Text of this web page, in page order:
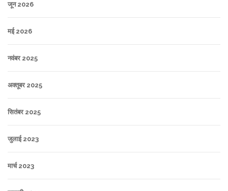
जून 2026
मई 2026
नवंबर 2025
अक्तूबर 2025
सितंबर 2025
जुलाई 2023
मार्च 2023